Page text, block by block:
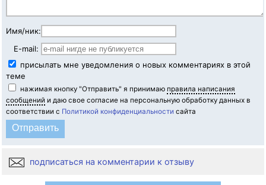
Имя/ник:
E-mail:
присылать мне уведомления о новых комментариях в этой
теме
нажимая кнопку "Отправить" я принимаю правила написания
сообщений и даю свое согласие на персональную обработку данных в
соответствии с Политикой конфиденциальности сайта
подписаться на комментарии к отзыву